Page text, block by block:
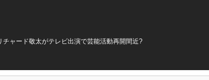
ャード敬太がテレビ出演で芸能活動再開間近?